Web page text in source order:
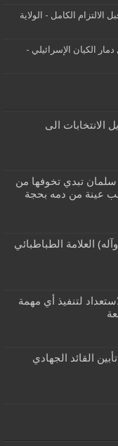
الالتزام الكامل - الولاية
الكيان الإسرائيلي -
الانتخابات الى
تبدي تخوفها من
عينة من دمه بحجة
العلامة الطباطبائي
لتنفيذ أي مهمة
القائد الجهادي